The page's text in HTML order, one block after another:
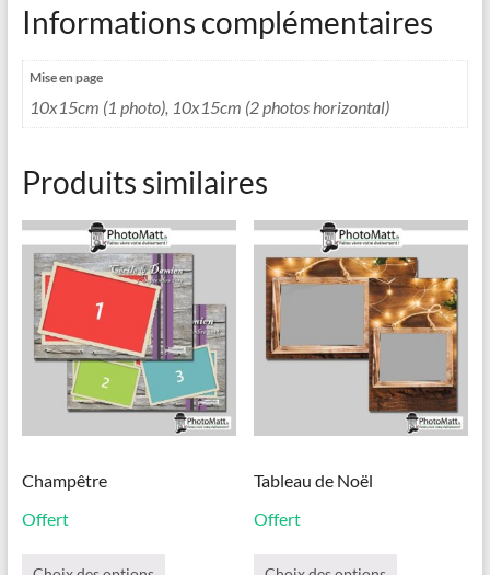
Informations complémentaires
Mise en page
10x15cm (1 photo), 10x15cm (2 photos horizontal)
Produits similaires
Champêtre
Offert
Tableau de Noël
Offert